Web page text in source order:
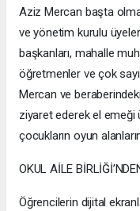
Aziz Mercan başta
ve yönetim kurulu
başkanları, mahalle
öğretmenler ve çok
Mercan ve
ziyaret ederek el emeği
çocukların oyun
OKUL AİLE
Öğrencilerin dijital